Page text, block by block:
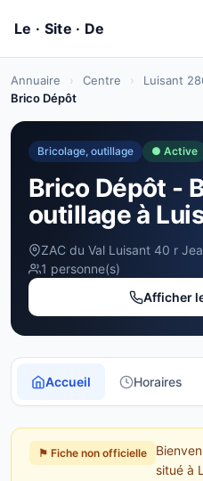
Annuaire › Centre › Luisant
Brico Dépôt
Bricolage, outillage ● Active
Brico Dépôt -
outillage à
ZAC du Val Luisant 40 r
1 personne(s)
Afficher
Accueil Horaires
⚑ Fiche non officielle
situé à